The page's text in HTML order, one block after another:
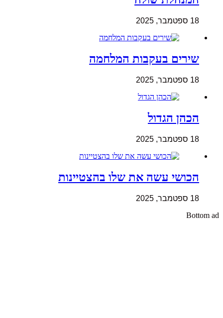
18 ספטמבר, 2025
שירים בעקבות המלחמה
18 ספטמבר, 2025
הכהן הגדול
18 ספטמבר, 2025
הכושי עשה את שלו בהצטיינות
18 ספטמבר, 2025
Bottom ad